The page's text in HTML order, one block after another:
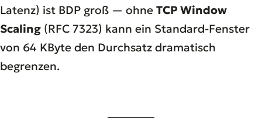
Latenz) ist BDP groß — ohne TCP Window
Scaling (RFC 7323) kann ein Standard-Fenster
von 64 KByte den Durchsatz dramatisch
begrenzen.